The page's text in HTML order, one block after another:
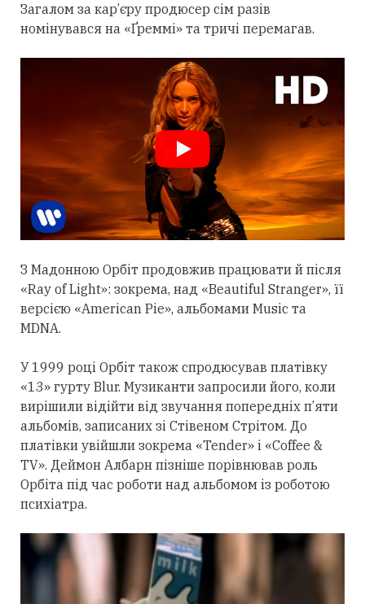
Загалом за кар’єру продюсер сім разів
номінувався на «Ґреммі» та тричі перемагав.
З Мадонною Орбіт продовжив працювати й після
«Ray of Light»: зокрема, над «Beautiful Stranger», її
версією «American Pie», альбомами Music та
MDNA.
У 1999 році Орбіт також спродюсував платівку
«13» гурту Blur. Музиканти запросили його, коли
вирішили відійти від звучання попередніх п’яти
альбомів, записаних зі Стівеном Стрітом. До
платівки увійшли зокрема «Tender» і «Coffee &
TV». Деймон Албарн пізніше порівнював роль
Орбіта під час роботи над альбомом із роботою
психіатра.